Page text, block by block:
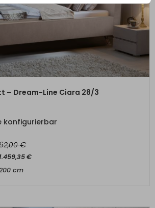
ZUM PRODUKT
– Dream-Line Ciara 28/3
konfigurierbar
€
1.459,35€
cm